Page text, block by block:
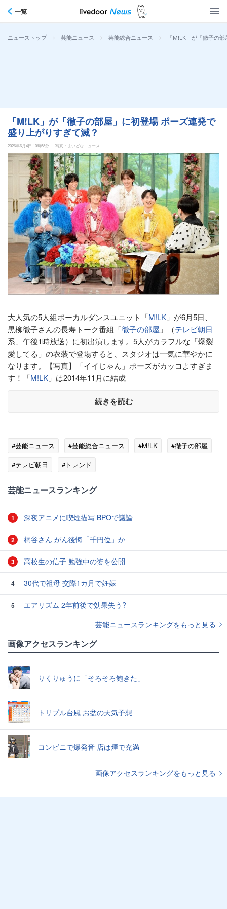
一覧
ニューストップ > 芸能ニュース > 芸能総合ニュース > 「M!LK」が「徹子の
「M!LK」が「徹子の部屋」に初登場 ポーズ連発で
盛り上がりすぎて滅？
2026年6月4日 10時58分 写真：まいどなニュース
大人気の5人組ボーカルダンスユニット「M!LK 」が6月5日、
黒柳徹子さんの長寿トーク番組「徹子の部屋 」（テレビ朝日
系、午後1時放送）に初出演します。5人がカラフルな「爆裂
愛してる」の衣装で登場すると、スタジオは一気に華やかに
なります。【写真】「イイじゃん」ポーズがカッコよすぎま
す！「M!LK 」は2014年11月に結成
続きを読む
#芸能ニュース #芸能総合ニュース #M!LK
#徹子の部屋
#テレビ朝日
#トレンド
芸能ニュースランキング
1 深夜アニメに喫煙描写 BPOで議論
2 桐谷さん がん後悔「千円位」か
3 高校生の信子 勉強中の姿を公開
4 30代で祖母 交際1カ月で妊娠
5
エアリズム 2年前後で効果失う?
芸能ニュースランキングをもっと見る
画像アクセスランキング
りくりゅうに「そろそろ飽きた」
トリプル台風 お盆の天気予想
コンビニで爆発音 店は煙で充満
画像アクセスランキングをもっと見る